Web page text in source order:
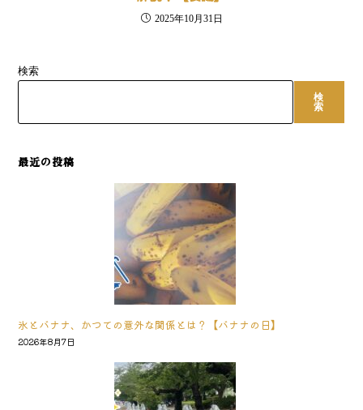
2025年10月31日
検索
検
索
最近の投稿
氷とバナナ、かつての意外な関係とは？【バナナの日】
2026年8月7日